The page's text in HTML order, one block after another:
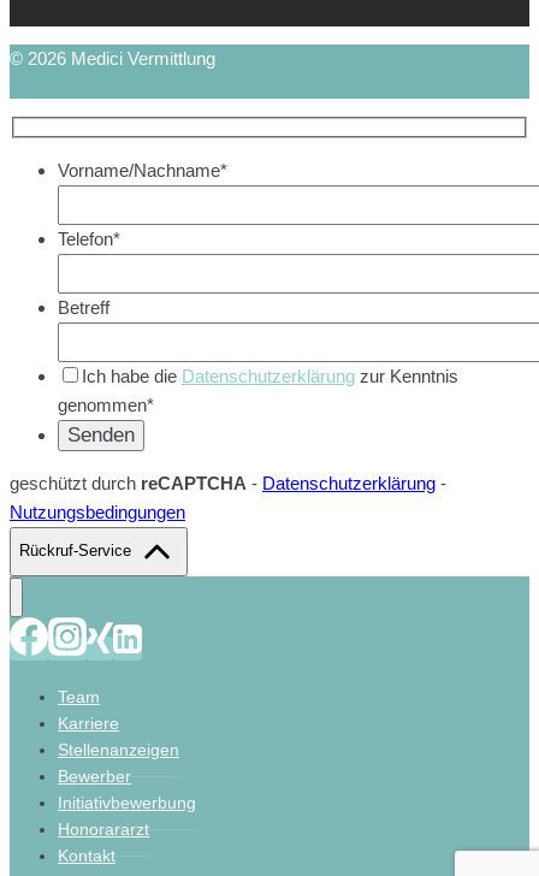
© 2026 Medici Vermittlung
Vorname/Nachname*
Telefon*
Betreff
Ich habe die Datenschutzerklärung zur Kenntnis
genommen*
geschützt durch reCAPTCHA - Datenschutzerklärung -
Nutzungsbedingungen
Rückruf-Service
Team
Karriere
Stellenanzeigen
Bewerber
Initiativbewerbung
Honorararzt
Kontakt